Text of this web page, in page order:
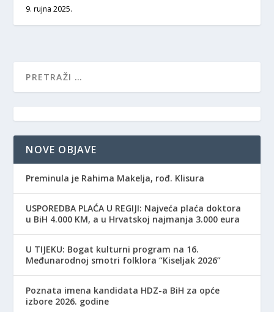
9. rujna 2025.
NOVE OBJAVE
Preminula je Rahima Makelja, rođ. Klisura
USPOREDBA PLAĆA U REGIJI: Najveća plaća doktora
u BiH 4.000 KM, a u Hrvatskoj najmanja 3.000 eura
​U TIJEKU: Bogat kulturni program na 16.
Međunarodnoj smotri folklora “Kiseljak 2026”
Poznata imena kandidata HDZ-a BiH za opće
izbore 2026. godine